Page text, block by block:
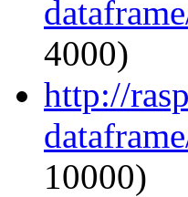
4000)
http://
10000)